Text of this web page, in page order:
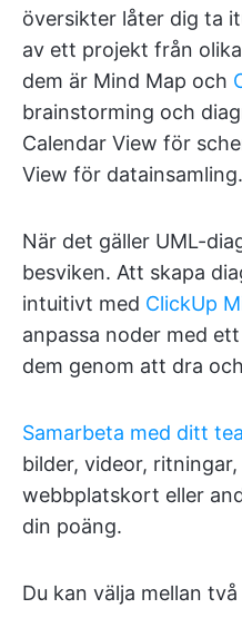
översikter låter dig ta
av ett projekt från
dem är Mind Map och
brainstorming och
Calendar View för
View för datainsamling.
När det gäller UML-
besviken. Att skapa
intuitivt med ClickUp
anpassa noder med
dem genom att dra
Samarbeta med ditt
bilder, videor,
webbplatskort eller
din poäng.
Du kan välja mellan